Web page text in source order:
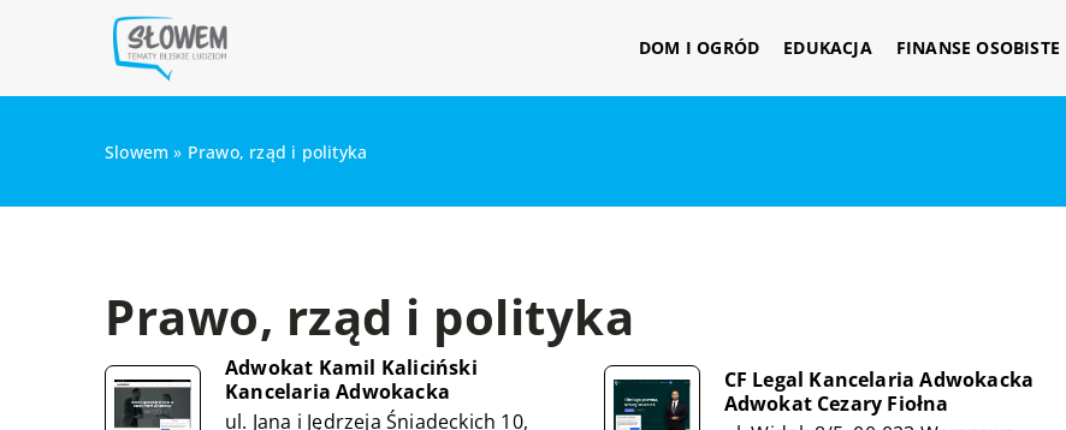
DOM I OGRÓD EDUKACJA FINANSE OSOBISTE
Slowem » Prawo, rząd i polityka
Prawo, rząd i polityka
Adwokat Kamil Kaliciński
Kancelaria Adwokacka
ul. Jana i Jędrzeja Śniadeckich 10,
CF Legal Kancelaria Adwokacka
Adwokat Cezary Fiołna